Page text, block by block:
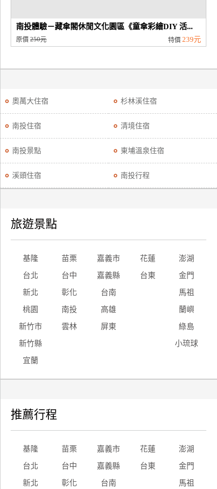
南投體驗－藏傘閣休閒文化園區《童傘彩繪DIY 活...
原價250元 特價 239元
奧萬大住宿 杉林溪住宿
南投住宿 清境住宿
南投景點 東埔溫泉住宿
溪頭住宿 南投行程
旅遊景點
基隆 苗栗 嘉義市 花蓮 澎湖
台北 台中 嘉義縣 台東 金門
新北 彰化 台南 馬祖
桃園 南投 高雄 蘭嶼
新竹市 雲林 屏東 綠島
新竹縣 小琉球
宜蘭
推薦行程
基隆 苗栗 嘉義市 花蓮 澎湖
台北 台中 嘉義縣 台東 金門
新北 彰化 台南 馬祖